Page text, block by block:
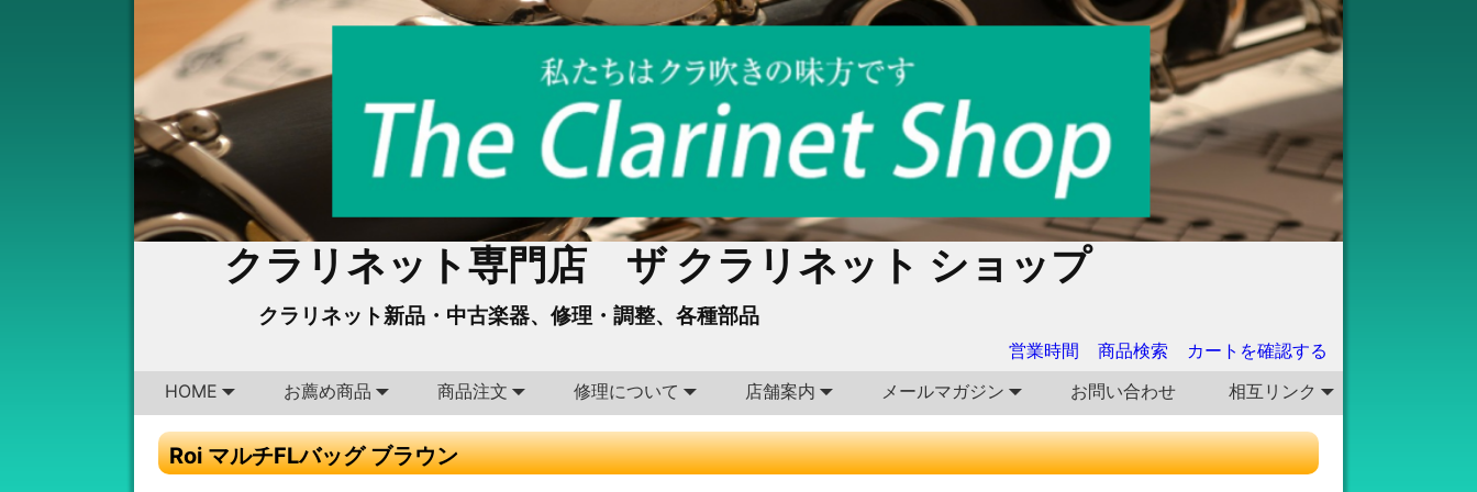
クラリネット専門店 ザ クラリネット ショップ
クラリネット新品・中古楽器、修理・調整、各種部品
営業時間 商品検索
カートを確認する
HOME
お薦め商品 商品注文 修理について 店舗案内 メールマガジン お問い合わせ 相互リンク
Roi マルチFLバッグ ブラウン